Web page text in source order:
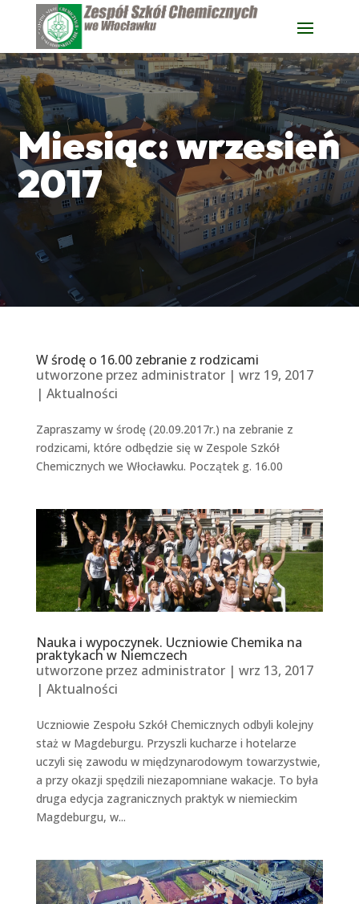
Miesiąc:wrzesień
2017
W środę o 16.00 zebranie z rodzicami
utworzone przez administrator| wrz 19, 2017
| Aktualności
Zapraszamy w środę (20.09.2017r.) na zebranie z
rodzicami, które odbędzie się w Zespole Szkół
Chemicznych we Włocławku. Początek g. 16.00
Nauka i wypoczynek. Uczniowie Chemika na
praktykach w Niemczech
utworzone przez administrator| wrz 13, 2017
| Aktualności
Uczniowie Zespołu Szkół Chemicznych odbyli kolejny
staż w Magdeburgu. Przyszli kucharze i hotelarze
uczyli się zawodu w międzynarodowym towarzystwie,
a przy okazji spędzili niezapomniane wakacje. To była
druga edycja zagranicznych praktyk w niemieckim
Magdeburgu, w...